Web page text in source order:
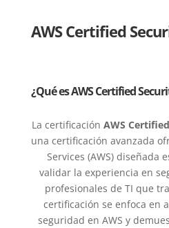
AWS Certified
¿Qué es AWS Certified
La certificación AWS
una certificación avanzada
Services (AWS) diseñada
validar la experiencia en
profesionales de TI que
certificación se enfoca en
seguridad en AWS y